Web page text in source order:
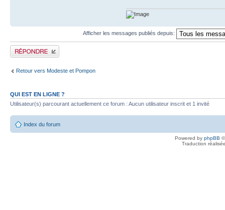
Afficher les messages publiés depuis:
Publier une réponse
Retour vers Modeste et Pompon
QUI EST EN LIGNE ?
Utilisateur(s) parcourant actuellement ce forum : Aucun utilisateur inscrit et 1 invité
Index du forum
Powered by phpBB
Traduction